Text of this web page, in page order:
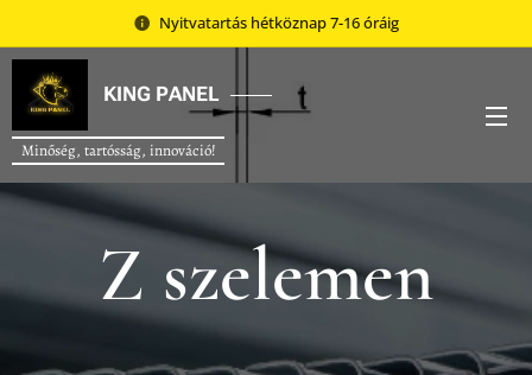
Nyitvatartás hétköznap 7-16 óráig
KING PANEL
Minőség, tartósság, innováció!
Z szelemen